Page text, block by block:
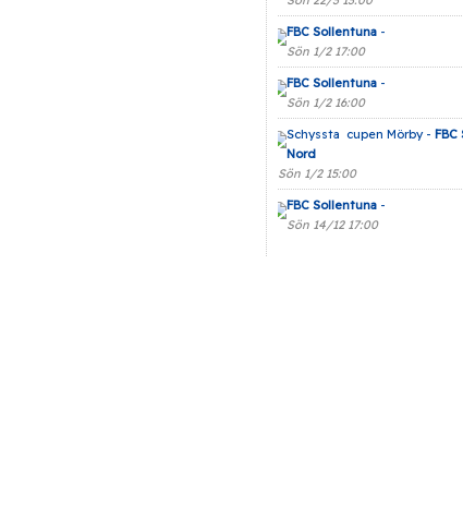
FBC Sollentuna-
Sön 1/2 17:00
FBC Sollentuna-
Sön 1/2 16:00
Schyssta cupen Mörby -
Nord
Sön 1/2 15:00
FBC Sollentuna-
Sön 14/12 17:00